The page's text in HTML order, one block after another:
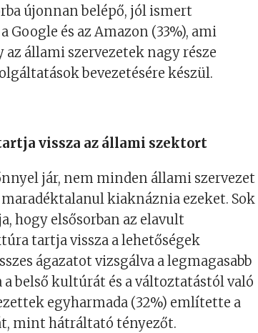
újonnan belépő, jól ismert
és az Amazon (33%), ami
állami szervezetek nagy része
bevezetésére készül.
vissza az állami szektort
jár, nem minden állami szervezet
kiaknáznia ezeket. Sok
hogy elsősorban az elavult
tartja vissza a lehetőségek
ágazatot vizsgálva a legmagasabb
a belső kultúrát és a változtatástól való
egyharmada (32%) említette a
mint hátráltató tényezőt.